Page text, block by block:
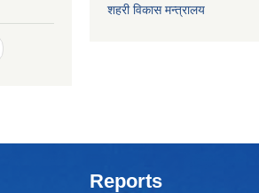
शहरी विकास मन्त्रालय
Reports